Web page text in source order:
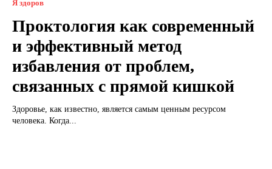
Я здоров
Проктология как современный
и эффективный метод
избавления от проблем,
связанных с прямой кишкой
Здоровье, как известно, является самым ценным ресурсом
человека. Когда...